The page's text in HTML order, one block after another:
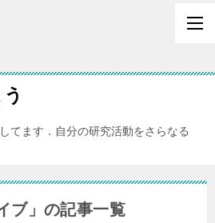
てます．自分の研究活動をさらなる
ブ」の記事一覧